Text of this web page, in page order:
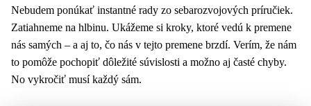
to pomôže pochopiť dôležité súvislosti a možno aj časté chyby.
No vykročiť musí každý sám.